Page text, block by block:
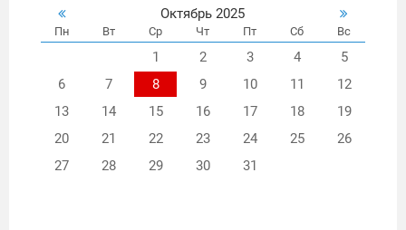
Октябрь 2025
Пн Вт Ср Чт Пт Сб Вс
1 2 3 4
5
6
7 8 9 10 11
12
13
14 15 16 17 18
19
20
21 22 23 24 25
26
27
28 29 30 31